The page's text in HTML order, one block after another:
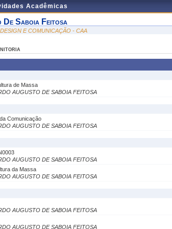
Acadêmicas
Saboia Feitosa
E COMUNICAÇÃO - CAA
de Massa
AUGUSTO DE SABOIA FEITOSA
Comunicação
AUGUSTO DE SABOIA FEITOSA
AUGUSTO DE SABOIA FEITOSA
da Massa
AUGUSTO DE SABOIA FEITOSA
AUGUSTO DE SABOIA FEITOSA
AUGUSTO DE SABOIA FEITOSA